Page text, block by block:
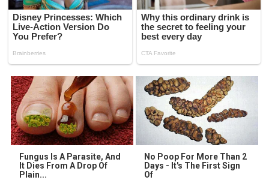
Fungus Is A Parasite, And
It Dies From A Drop Of
Plain...
No Poop For More Than 2
Days - It's The First Sign
Of